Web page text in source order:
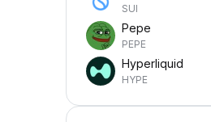
SUI
Pepe
PEPE
Hyperliquid
HYPE